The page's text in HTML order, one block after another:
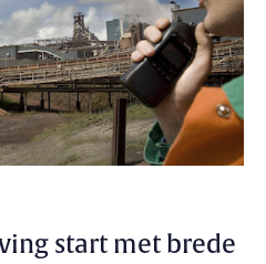
start met brede